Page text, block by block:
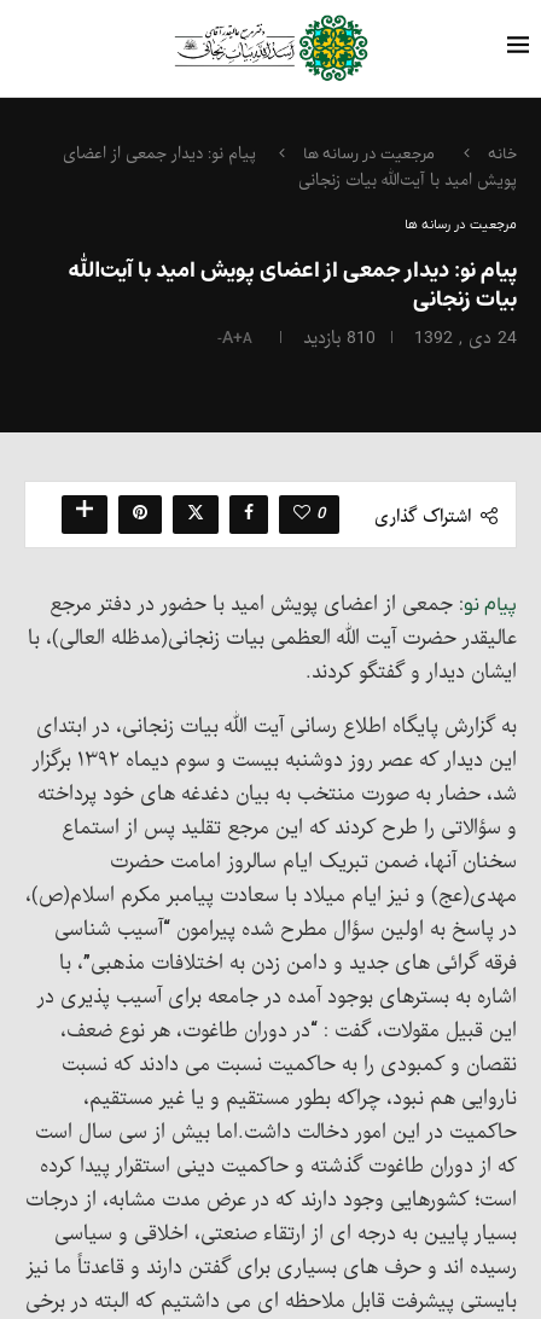
خانه مرجعیت در رسانه ها
پیام نو: دیدار جمعی از اعضای
پویش امید با آیت‌الله بیات زنجانی
مرجعیت در رسانه ها
پیام نو: دیدار جمعی از اعضای پویش امید با آیت‌الله
بیات زنجانی
24 دی , 1392 810 بازدید A+A-
اشتراک گذاری 0
پیام نو: جمعی از اعضای پویش امید با حضور در دفتر مرجع
عالیقدر حضرت آیت الله العظمی بیات زنجانی(مدظله العالی)، با
ایشان دیدار و گفتگو کردند.
به گزارش پایگاه اطلاع رسانی آیت الله بیات زنجانی، در ابتدای
این دیدار که عصر روز دوشنبه بیست و سوم دیماه ۱۳۹۲ برگزار
شد، حضار به صورت منتخب به بیان دغدغه های خود پرداخته
و سؤالاتی را طرح کردند که این مرجع تقلید پس از استماع
سخنان آنها، ضمن تبریک ایام سالروز امامت حضرت
مهدی(عج) و نیز ایام میلاد با سعادت پیامبر مکرم اسلام(ص)،
در پاسخ به اولین سؤال مطرح شده پیرامون “آسیب شناسی
فرقه گرائی های جدید و دامن زدن به اختلافات مذهبی”، با
اشاره به بسترهای بوجود آمده در جامعه برای آسیب پذیری در
این قبیل مقولات، گفت : “در دوران طاغوت، هر نوع ضعف،
نقصان و کمبودی را به حاکمیت نسبت می دادند که نسبت
ناروایی هم نبود، چراکه بطور مستقیم و یا غیر مستقیم،
حاکمیت در این امور دخالت داشت.اما بیش از سی سال است
که از دوران طاغوت گذشته و حاکمیت دینی استقرار پیدا کرده
است؛ کشورهایی وجود دارند که در عرض مدت مشابه، از درجات
بسیار پایین به درجه ای از ارتقاء صنعتی، اخلاقی و سیاسی
رسیده اند و حرف های بسیاری برای گفتن دارند و قاعدتاً ما نیز
بایستی پیشرفت قابل ملاحظه ای می داشتیم که البته در برخی